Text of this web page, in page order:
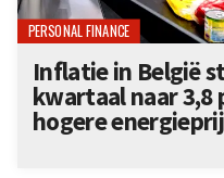
PERSONAL FINANCE
Inflatie in België
kwartaal naar 3,8
hogere